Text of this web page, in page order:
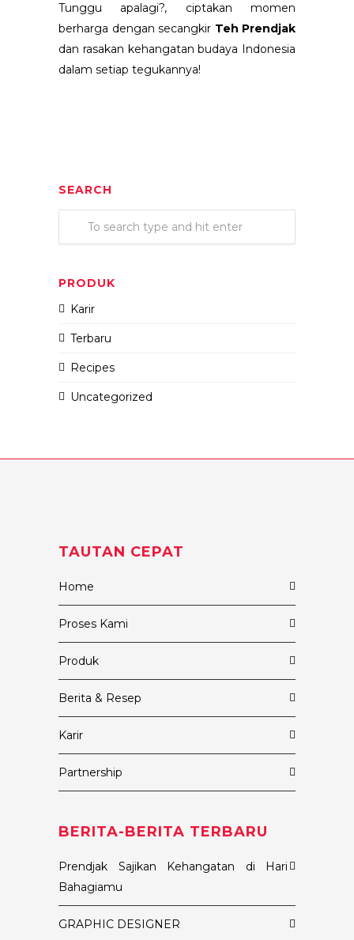
Tunggu apalagi?, ciptakan momen
berharga dengan secangkir Teh Prendjak
dan rasakan kehangatan budaya Indonesia
dalam setiap tegukannya!
SEARCH
PRODUK
Karir
Terbaru
Recipes
Uncategorized
TAUTAN CEPAT
Home
Proses Kami
Produk
Berita & Resep
Karir
Partnership
BERITA-BERITA TERBARU
Prendjak Sajikan Kehangatan di Hari
Bahagiamu
GRAPHIC DESIGNER